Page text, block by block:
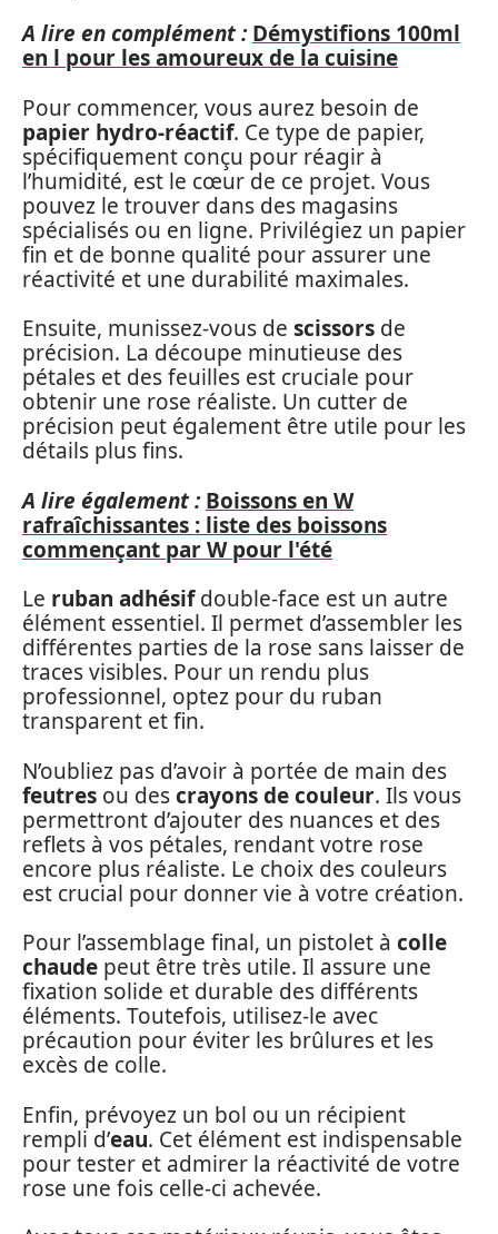
A lire en complément : Démystifions 100ml
en l pour les amoureux de la cuisine
Pour commencer, vous aurez besoin de
papier hydro-réactif. Ce type de papier,
spécifiquement conçu pour réagir à
l’humidité, est le cœur de ce projet. Vous
pouvez le trouver dans des magasins
spécialisés ou en ligne. Privilégiez un papier
fin et de bonne qualité pour assurer une
réactivité et une durabilité maximales.
Ensuite, munissez-vous de scissors de
précision. La découpe minutieuse des
pétales et des feuilles est cruciale pour
obtenir une rose réaliste. Un cutter de
précision peut également être utile pour les
détails plus fins.
A lire également : Boissons en W
rafraîchissantes : liste des boissons
commençant par W pour l'été
Le ruban adhésifdouble-face est un autre
élément essentiel. Il permet d’assembler les
différentes parties de la rose sans laisser de
traces visibles. Pour un rendu plus
professionnel, optez pour du ruban
transparent et fin.
N’oubliez pas d’avoir à portée de main des
feutres ou descrayons de couleur. Ils vous
permettront d’ajouter des nuances et des
reflets à vos pétales, rendant votre rose
encore plus réaliste. Le choix des couleurs
est crucial pour donner vie à votre création.
Pour l’assemblage final, un pistolet à colle
chaude peut être très utile. Il assure une
fixation solide et durable des différents
éléments. Toutefois, utilisez-le avec
précaution pour éviter les brûlures et les
excès de colle.
Enfin, prévoyez un bol ou un récipient
rempli d’eau. Cet élément est indispensable
pour tester et admirer la réactivité de votre
rose une fois celle-ci achevée.